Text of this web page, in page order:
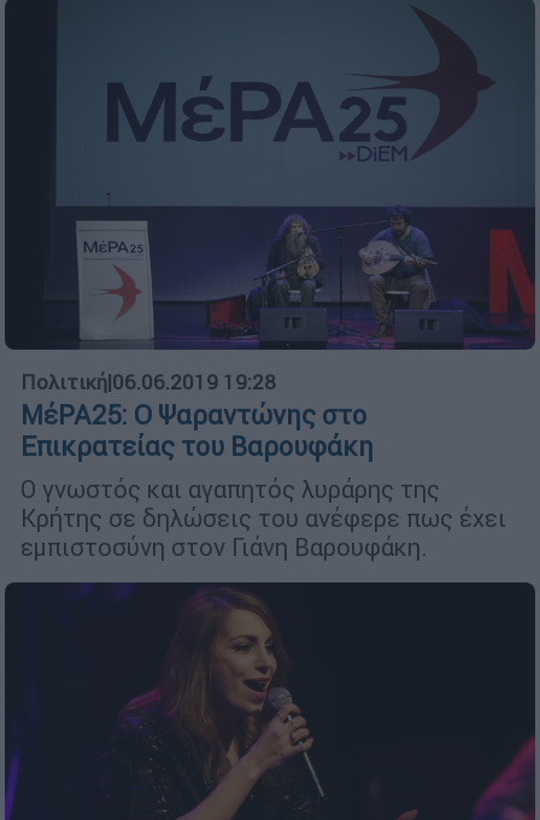
Πολιτική|06.06.2019 19:28
ΜέΡΑ25: Ο Ψαραντώνης στο
Επικρατείας του Βαρουφάκη
Ο γνωστός και αγαπητός λυράρης της
Κρήτης σε δηλώσεις του ανέφερε πως έχει
εμπιστοσύνη στον Γιάνη Βαρουφάκη.